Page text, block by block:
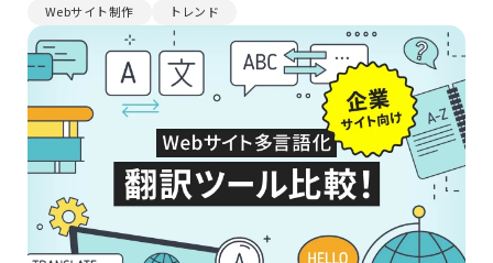
Webサイト制作 トレンド